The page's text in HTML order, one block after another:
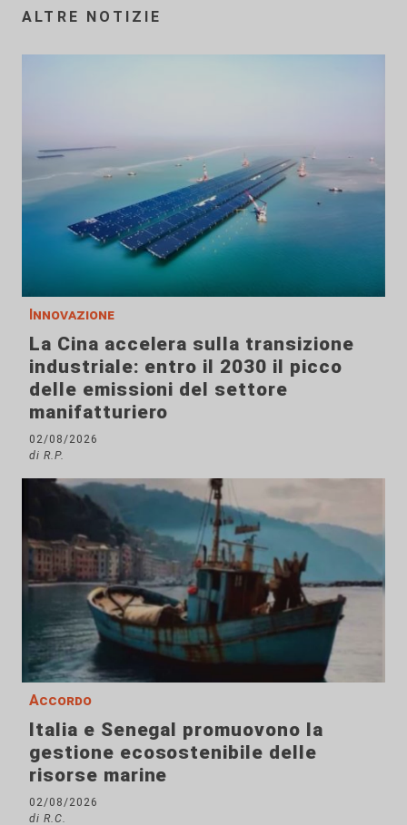
ALTRE NOTIZIE
Innovazione
La Cina accelera sulla transizione
industriale: entro il 2030 il picco
delle emissioni del settore
manifatturiero
02/08/2026
di R.P.
Accordo
Italia e Senegal promuovono la
gestione ecosostenibile delle
risorse marine
02/08/2026
di R.C.